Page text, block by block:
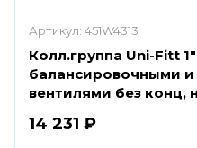
Артикул: 451W4313
Колл.группа Uni-Fitt
балансировочными
вентилями без конц,
14 231 ₽